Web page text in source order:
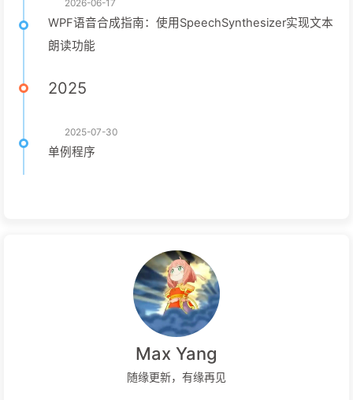
2026-06-17
WPF语音合成指南：使用SpeechSynthesizer实现文本
朗读功能
2025
2025-07-30
单例程序
Max Yang
随缘更新，有缘再见